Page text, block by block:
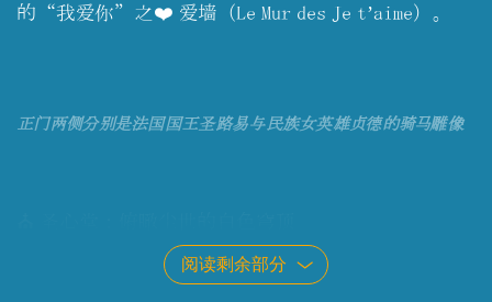
的“我爱你”之❤️ 爱墙（Le Mur des Je t’aime）。
正门两侧分别是法国国王圣路易与民族女英雄贞德的骑马雕像
圣心堂静静矗立在高地之巅，它是巴黎的第二高点，
仅次于埃菲尔铁塔。站在台阶上俯瞰城市，仿佛整个
阅读剩余部分